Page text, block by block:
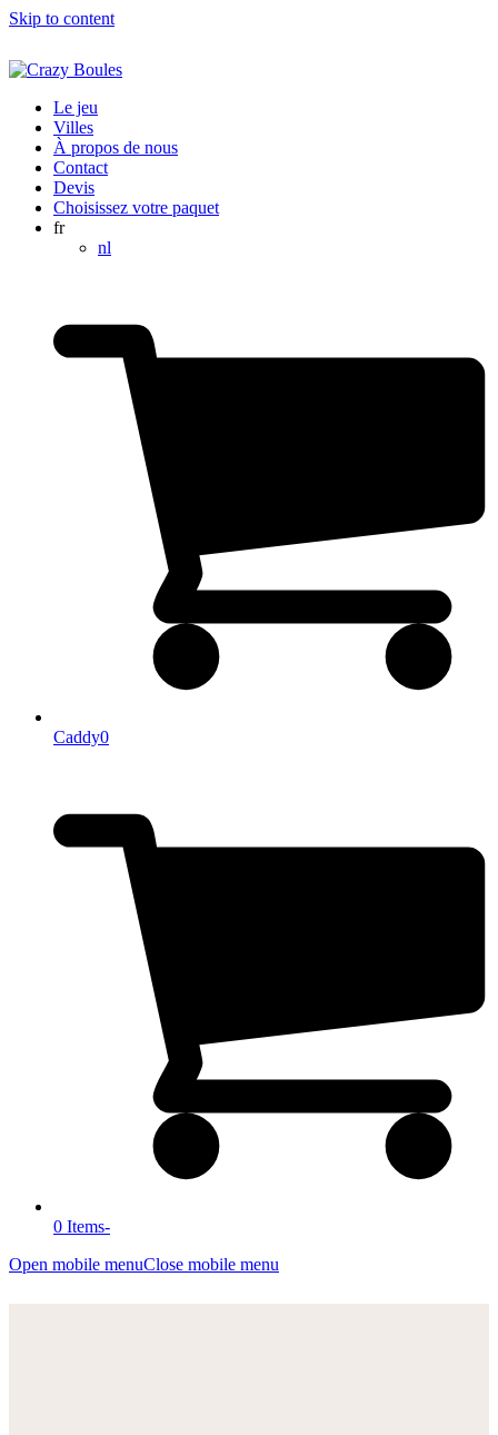
Skip to content
Le jeu
Villes
À propos de nous
Contact
Devis
Choisissez votre paquet
fr
nl
Caddy0
0 Items-
Open mobile menuClose mobile menu